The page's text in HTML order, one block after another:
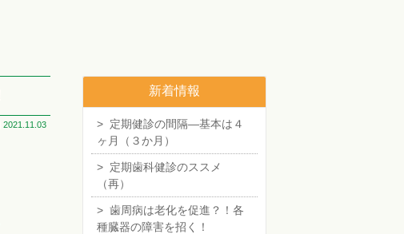
2021.11.03
新着情報
> 定期健診の間隔―基本は４
ヶ月（３か月）
> 定期歯科健診のススメ
（再）
> 歯周病は老化を促進？！各
種臓器の障害を招く！